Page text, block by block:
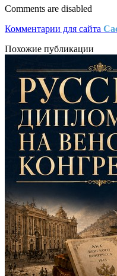
Comments are disabled
Комментарии для сайта
Похожие публикации